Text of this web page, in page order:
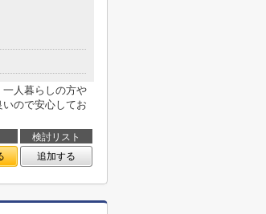
人暮らしの方や
ので安心してお
検討リスト
追加する